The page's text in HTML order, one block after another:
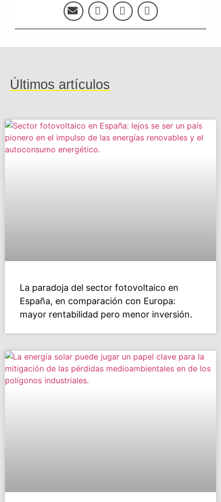
Últimos artículos
La paradoja del sector fotovoltaico en
España, en comparación con Europa:
mayor rentabilidad pero menor inversión.